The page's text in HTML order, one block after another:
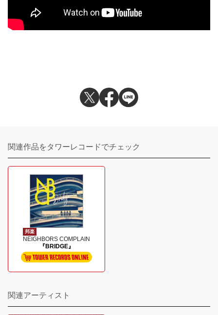
関連作品をタワーレコードでチェック
邦楽
NEIGHBORS COMPLAIN
『BRIDGE』
関連アーティスト